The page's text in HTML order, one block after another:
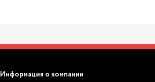
Информация о компании